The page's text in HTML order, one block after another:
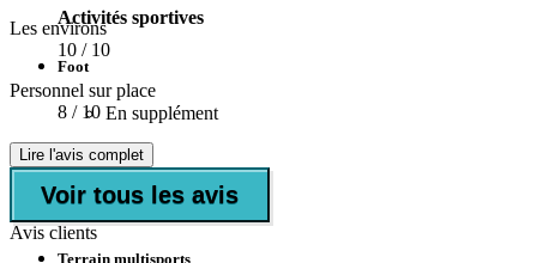
Activités sportives
Foot
En supplément
Tennis
En supplément
Terrain multisports
Les environs
10 / 10
Personnel sur place
8 / 10
Lire l'avis complet
Voir tous les avis
Avis clients